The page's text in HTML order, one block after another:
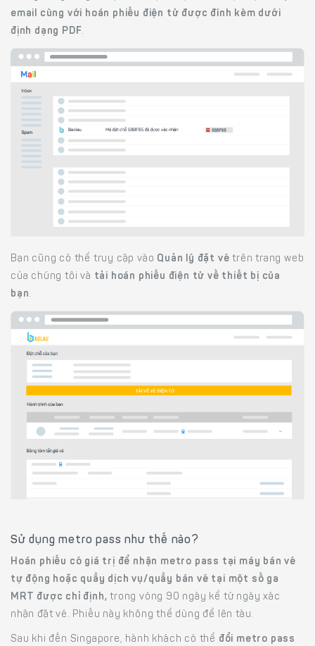
email cùng với hoán phiếu điện tử được đính kèm dưới
định dạng PDF.
Bạn cũng có thể truy cập vào Quản lý đặt vé trên trang web
của chúng tôi và tải hoán phiếu điện tử về thiết bị của
bạn.
Sử dụng metro pass như thế nào?
Hoán phiếu có giá trị để nhận metro pass tại máy bán vé
tự động hoặc quầy dịch vụ/quầy bán vé tại một số ga
MRT được chỉ định, trong vòng 90 ngày kể từ ngày xác
nhận đặt vé. Phiếu này không thể dùng để lên tàu.
Sau khi đến Singapore, hành khách có thể đổi metro pass